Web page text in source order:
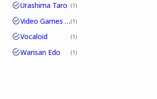
Urashima Taro 1
Video Games Jepang 1
Vocaloid 1
Warisan Edo 1